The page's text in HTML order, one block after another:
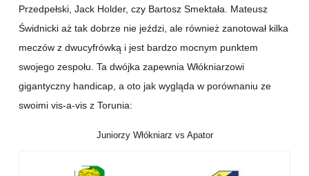
Przedpełski, Jack Holder, czy Bartosz Smektała. Mateusz
Świdnicki aż tak dobrze nie jeździ, ale również zanotował kilka
meczów z dwucyfrówką i jest bardzo mocnym punktem
swojego zespołu. Ta dwójka zapewnia Włókniarzowi
gigantyczny handicap, a oto jak wygląda w porównaniu ze
swoimi vis-a-vis z Torunia:
Juniorzy Włókniarz vs Apator